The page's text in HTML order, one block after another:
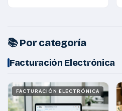
📚 Por categoría
Facturación Electrónica
FACTURACIÓN ELECTRÓNICA